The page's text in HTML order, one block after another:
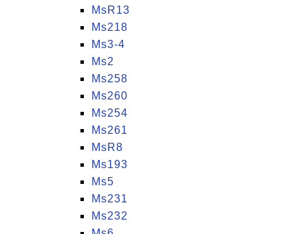
MsR13
Ms218
Ms3-4
Ms2
Ms258
Ms260
Ms254
Ms261
MsR8
Ms193
Ms5
Ms231
Ms232